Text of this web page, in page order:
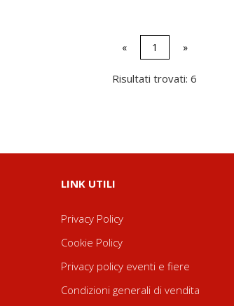
« 1 »
Risultati trovati: 6
LINK UTILI
Privacy Policy
Cookie Policy
Privacy policy eventi e fiere
Condizioni generali di vendita